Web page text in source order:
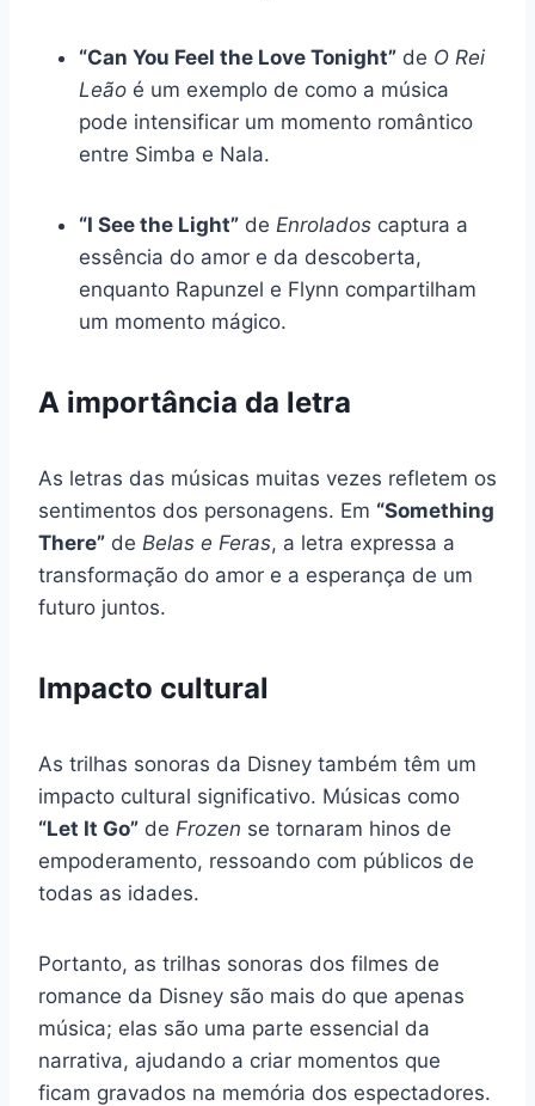
“Can You Feel the Love Tonight” de O Rei
Leão é um exemplo de como a música
pode intensificar um momento romântico
entre Simba e Nala.
“I See the Light” de Enrolados captura a
essência do amor e da descoberta,
enquanto Rapunzel e Flynn compartilham
um momento mágico.
A importância da letra
As letras das músicas muitas vezes refletem os
sentimentos dos personagens. Em “Something
There” de Belas e Feras, a letra expressa a
transformação do amor e a esperança de um
futuro juntos.
Impacto cultural
As trilhas sonoras da Disney também têm um
impacto cultural significativo. Músicas como
“Let It Go” de Frozen se tornaram hinos de
empoderamento, ressoando com públicos de
todas as idades.
Portanto, as trilhas sonoras dos filmes de
romance da Disney são mais do que apenas
música; elas são uma parte essencial da
narrativa, ajudando a criar momentos que
ficam gravados na memória dos espectadores.